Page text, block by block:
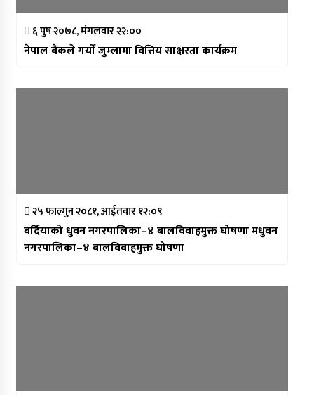
६ पुष २०७८, मंगलवार २२:००
नेपाल बैंकले गर्याे जुम्लामा वित्तिय साक्षरता कार्यक्रम
२५ फाल्गुन २०८१, आईतवार १२:०९
बर्दियाको धुवन नगरपालिका–४ बालविवाहमुक्त घोषणा मधुवन
नगरपालिका–४ बालविवाहमुक्त घोषणा